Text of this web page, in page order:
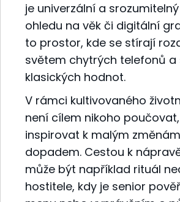
je univerzální a
ohledu na věk či digitální
to prostor, kde se stírají
světem chytrých telefonů a
klasických hodnot.
V rámci kultivovaného
není cílem nikoho
inspirovat k malým
dopadem. Cestou k
může být například rituál
hostitele, kdy je senior